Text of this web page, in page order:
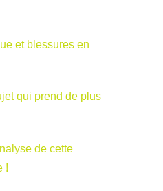
et blessures en
qui prend de plus
de cette
!